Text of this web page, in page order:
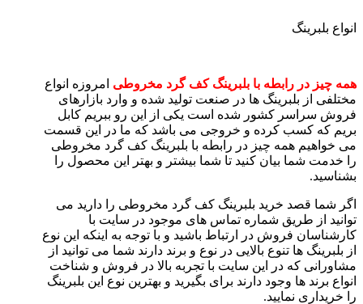
انواع بلبرینگ
همه چیز در رابطه با بلبرینگ کف گرد مخروطی امروزه انواع
مختلفی از بلبرینگ ها در صنعت تولید شده و وارد بازارهای
فروش سراسر کشور شده است یکی از این رو ببریم کابل
بریم که کسب کرده و خروجی می باشد که ما در این قسمت
می خواهیم همه چیز در رابطه با بلبرینگ کف گرد مخروطی
را خدمت شما بیان کنید تا شما بیشتر و بهتر این محصول را
بشناسید.
اگر شما قصد خرید بلبرینگ کف گرد مخروطی را دارید می
توانید از طریق شماره تماس های موجود در سایت با
کارشناسان فروش در ارتباط باشید و با توجه به اینکه این نوع
از بلبرینگ ها تنوع بالایی در نوع و برند دارند شما می توانید از
مشاورانی که در این سایت با تجربه بالا در فروش و شناخت
انواع برند ها وجود دارند برای بگیرید و بهترین نوع این بلبرینگ
را خریداری نمایید.